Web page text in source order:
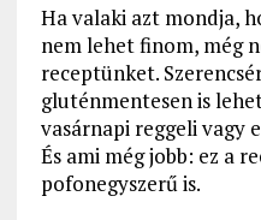
Ha valaki azt mondja,
nem lehet finom, még
receptünket.
gluténmentesen is
vasárnapi reggeli vagy
És ami még jobb: ez a
pofonegyszerű is.